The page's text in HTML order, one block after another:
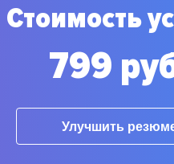
Стоимость
799
Улучшить